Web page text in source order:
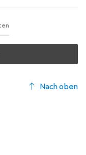
Nach oben